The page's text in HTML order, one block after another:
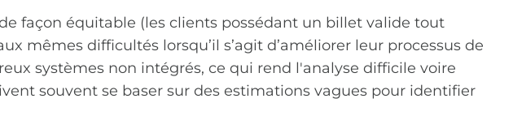
façon équitable (les clients possédant un billet valide tout
mêmes difficultés lorsqu’il s’agit d’améliorer leur processus de
systèmes non intégrés, ce qui rend l'analyse difficile voire
souvent se baser sur des estimations vagues pour identifier